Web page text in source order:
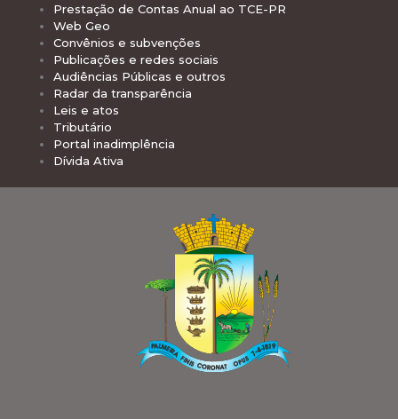
Prestação de Contas Anual ao TCE-PR
Web Geo
Convênios e subvenções
Publicações e redes sociais
Audiências Públicas e outros
Radar da transparência
Leis e atos
Tributário
Portal inadimplência
Dívida Ativa